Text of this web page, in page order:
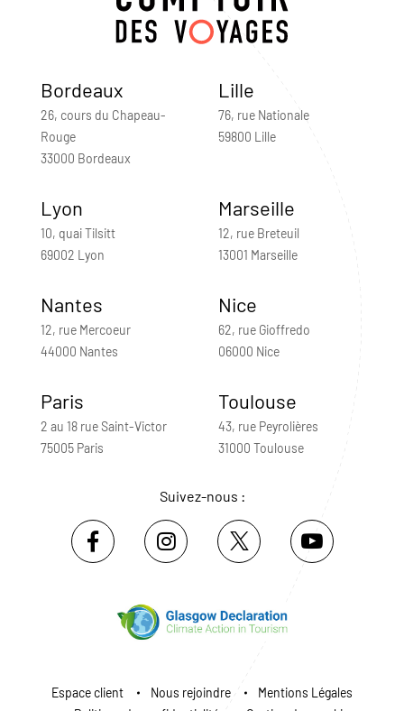
Bordeaux
26, cours du Chapeau-
Rouge
33000 Bordeaux
Lille
76, rue Nationale
59800 Lille
Lyon
10, quai Tilsitt
69002 Lyon
Marseille
12, rue Breteuil
13001 Marseille
Nantes
12, rue Mercoeur
44000 Nantes
Nice
62, rue Gioffredo
06000 Nice
Paris
2 au 18 rue Saint-Victor
75005 Paris
Toulouse
43, rue Peyrolières
31000 Toulouse
Suivez-nous :
Espace client Nous rejoindre
Mentions Légales